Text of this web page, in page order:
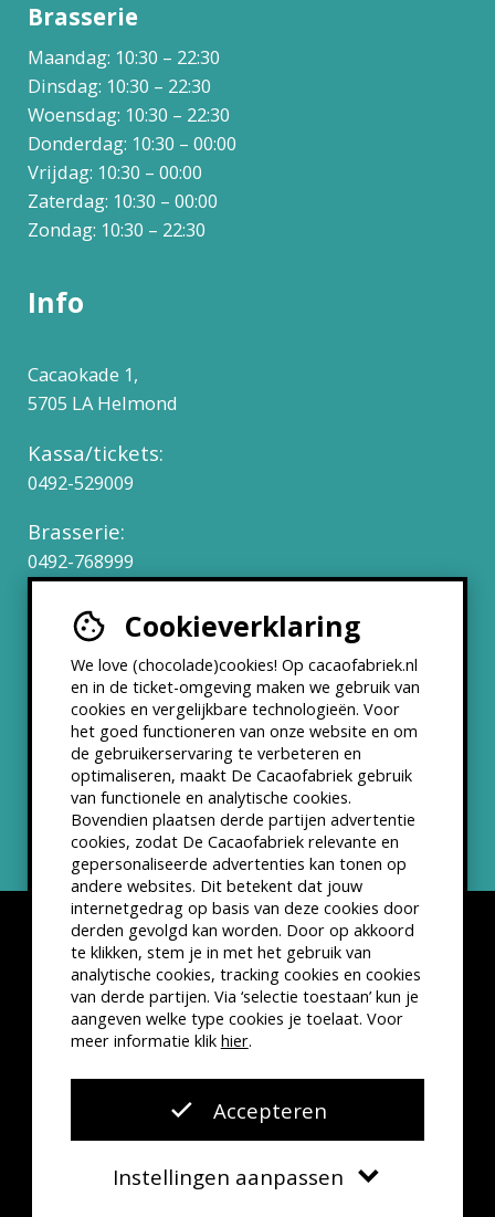
Cookieverklaring
We love (chocolade)cookies! Op cacaofabriek.nl
en in de ticket-omgeving maken we gebruik van
cookies en vergelijkbare technologieën. Voor
het goed functioneren van onze website en om
de gebruikerservaring te verbeteren en
optimaliseren, maakt De Cacaofabriek gebruik
van functionele en analytische cookies.
Bovendien plaatsen derde partijen advertentie
cookies, zodat De Cacaofabriek relevante en
gepersonaliseerde advertenties kan tonen op
andere websites. Dit betekent dat jouw
internetgedrag op basis van deze cookies door
derden gevolgd kan worden. Door op akkoord
te klikken, stem je in met het gebruik van
analytische cookies, tracking cookies en cookies
van derde partijen. Via ‘selectie toestaan’ kun je
aangeven welke type cookies je toelaat. Voor
meer informatie klik hier.
Accepteren
Instellingen aanpassen
Brasserie
Maandag: 10:30 – 22:30
Dinsdag: 10:30 – 22:30
Woensdag: 10:30 – 22:30
Donderdag: 10:30 – 00:00
Vrijdag: 10:30 – 00:00
Zaterdag: 10:30 – 00:00
Zondag: 10:30 – 22:30
Info
Cacaokade 1,
5705 LA Helmond
Kassa/tickets:
0492-529009
Brasserie:
0492-768999
Werken bij
Partners & Samenwerkingen
ANBI status
Nieuwsbrief
Disclaimer Privacyverklaring
Kleine lettertjes
VSCD Bezoekersvoorwaarden
Website doorThe Cre8ion.Lab